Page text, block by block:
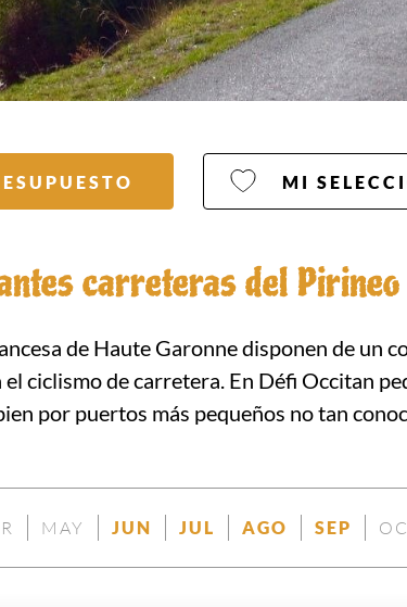
MI
carreteras del
de Haute Garonne disponen de un
ciclismo de carretera. En Défi Occitan
por puertos más pequeños no tan
NO
DISPONIBLE
MAY
NO
DISPONIBLE
JUN
DISPONIBLE
JUL
DISPONIBLE
AGO
DISPONIBLE
SEP